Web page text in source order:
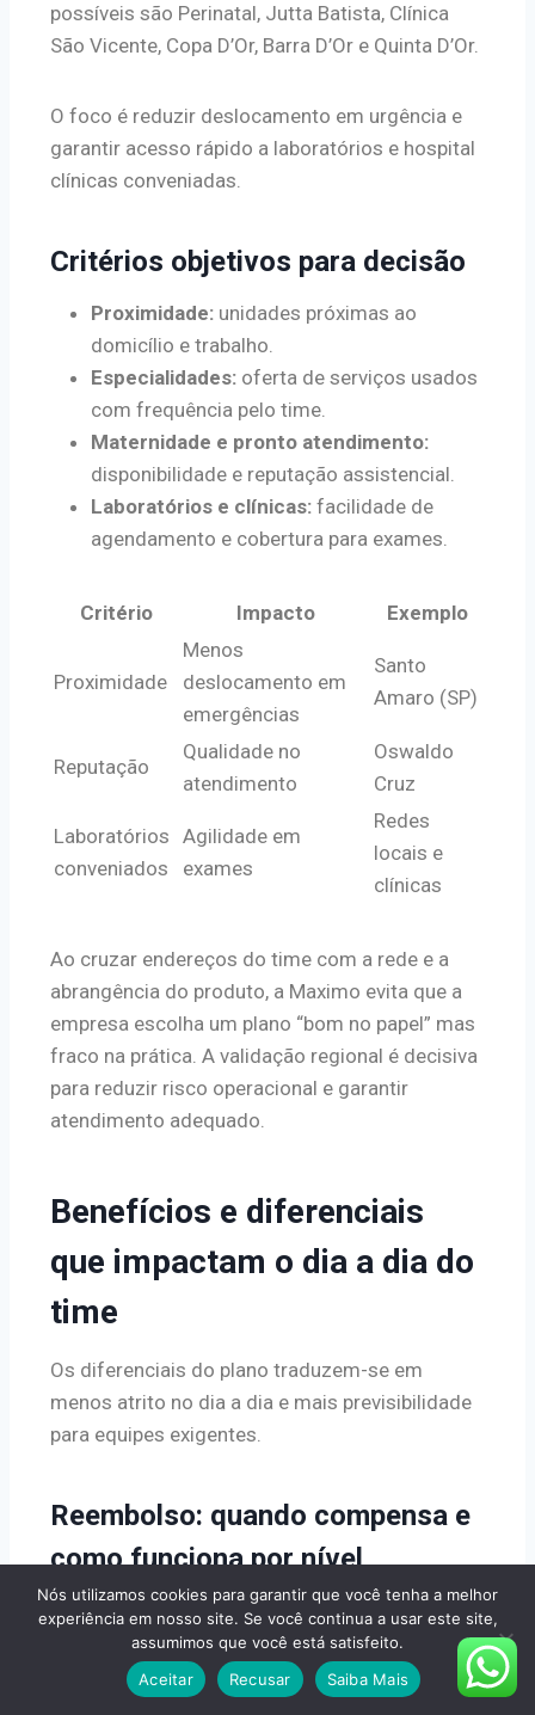
possíveis são Perinatal, Jutta Batista, Clínica
São Vicente, Copa D’Or, Barra D’Or e Quinta D’Or.
O foco é reduzir deslocamento em urgência e
garantir acesso rápido a laboratórios e hospital
clínicas conveniadas.
Critérios objetivos para decisão
Proximidade: unidades próximas ao
domicílio e trabalho.
Especialidades: oferta de serviços usados
com frequência pelo time.
Maternidade e pronto atendimento:
disponibilidade e reputação assistencial.
Laboratórios e clínicas: facilidade de
agendamento e cobertura para exames.
Critério Impacto Exemplo
Proximidade
Menos
deslocamento em
emergências
Santo
Amaro (SP)
Reputação
Qualidade no
atendimento
Oswaldo
Cruz
Laboratórios
conveniados
Agilidade em
exames
Redes
locais e
clínicas
Ao cruzar endereços do time com a rede e a
abrangência do produto, a Maximo evita que a
empresa escolha um plano “bom no papel” mas
fraco na prática. A validação regional é decisiva
para reduzir risco operacional e garantir
atendimento adequado.
Benefícios e diferenciais
que impactam o dia a dia do
time
Os diferenciais do plano traduzem-se em
menos atrito no dia a dia e mais previsibilidade
para equipes exigentes.
Reembolso: quando compensa e
como funciona por nível
Reembolso é útil quando colaboradores
preferem médicos fora da rede ou têm agenda
apertada.
Nós utilizamos cookies para garantir que você tenha a melhor
experiência em nosso site. Se você continua a usar este site,
assumimos que você está satisfeito.
Aceitar
Recusar Saiba Mais